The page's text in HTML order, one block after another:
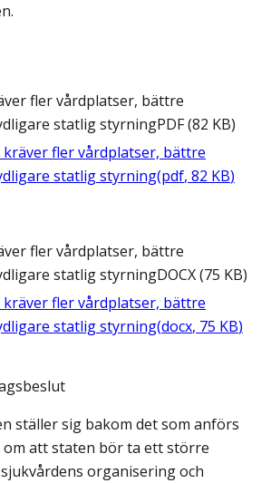
fler vårdplatser, bättre
statlig styrningPDF(82 KB)
fler vårdplatser, bättre
statlig styrning(pdf, 82 KB)
fler vårdplatser, bättre
statlig styrningDOCX(75 KB)
fler vårdplatser, bättre
statlig styrning(docx, 75 KB)
ställer sig bakom det som anförs
att staten bör ta ett större
organisering och